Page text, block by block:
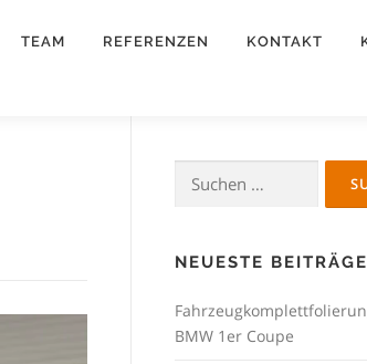
TEAM REFERENZEN KONTAKT
Suchen
nach:
NEUESTE BEITRÄGE
BMW 1er Coupe